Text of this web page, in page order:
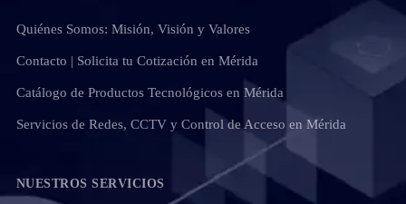
Quiénes Somos: Misión, Visión y Valores
Contacto | Solicita tu Cotización en Mérida
Catálogo de Productos Tecnológicos en Mérida
Servicios de Redes, CCTV y Control de Acceso en Mérida
NUESTROS SERVICIOS